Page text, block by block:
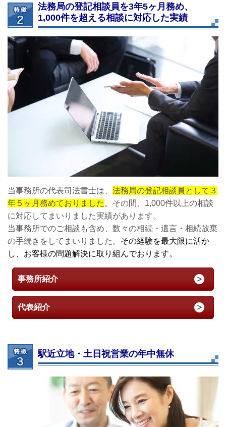
法務局の登記相談員を3年5ヶ月務め、
1,000件を超える相談に対応した実績
当事務所の代表司法書士は、 法務局の登記相談員として３
年５ヶ月務めておりました。その間、1,000件以上の相談
に対応してまいりました実績があります。
当事務所でのご相談も含め、数々の相続・遺言・相続放棄
の手続きをしてまいりました。 その経験を最大限に活か
し、お客様の問題解決に取り組んでおります。
事務所紹介
代表紹介
駅近立地・土日祝営業の年中無休